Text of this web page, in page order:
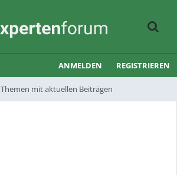
Themen mit aktuellen Beiträgen
ANMELDEN REGISTRIEREN